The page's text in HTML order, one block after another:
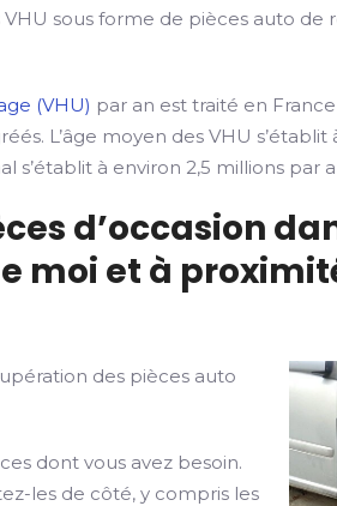
sous forme de pièces auto de
(VHU) par an est traité en
L’âge moyen des VHU
s’établit à environ 2,5 millions par
d’occasion
et à proximité
des pièces auto
dont vous avez besoin.
les de côté, y compris les